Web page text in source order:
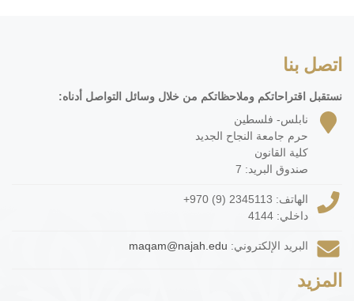
اتصل بنا
نستقبل اقتراحاتكم وملاحظاتكم من خلال وسائل التواصل أدناه:
نابلس- فلسطين
حرم جامعة النجاح الجديد
كلية القانون
صندوق البريد: 7
الهاتف: +970 (9) 2345113
داخلي: 4144
البريد الإلكتروني: maqam@najah.edu
المزيد